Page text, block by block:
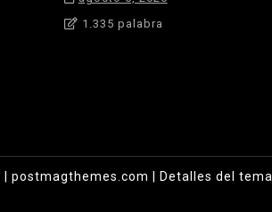
1.335 palabra
postmagthemes.com Detalles del tema